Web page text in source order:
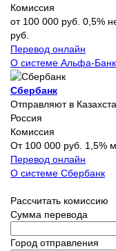
Комиссия
от 100 000 руб. 0,5%
руб.
Перевод онлайн
О системе Альфа-Банк
Сбербанк
Отправляют в
Россия
Комиссия
От 100 000 руб. 1,5%
Перевод онлайн
О системе Сбербанк
Рассчитать комиссию
Сумма перевода
Город отправления